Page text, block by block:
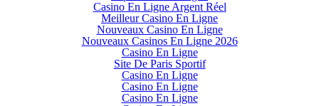
Casino En Ligne Argent Réel
Meilleur Casino En Ligne
Nouveaux Casino En Ligne
Nouveaux Casinos En Ligne 2026
Casino En Ligne
Site De Paris Sportif
Casino En Ligne
Casino En Ligne
Casino En Ligne